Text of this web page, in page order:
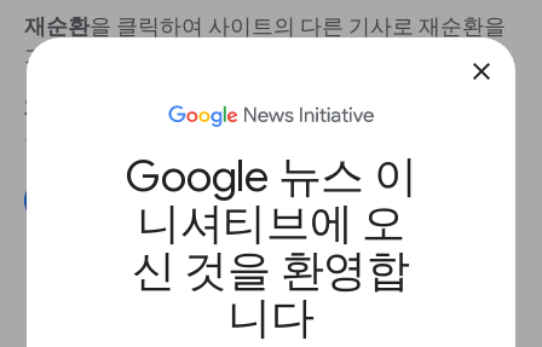
close
Google 뉴스 이
니셔티브에 오
신 것을 환영합
니다
재순환을 클릭하여 사이트의 다른 기사로 재순환을
가장 많이 유도한 상위 5개 기사를 확인합니다.
재순환
오늘 실적 대시보드에서 전체적인 재
순환율을 확인할 수도 있습니다.
Google 애널리틱스 연결하기